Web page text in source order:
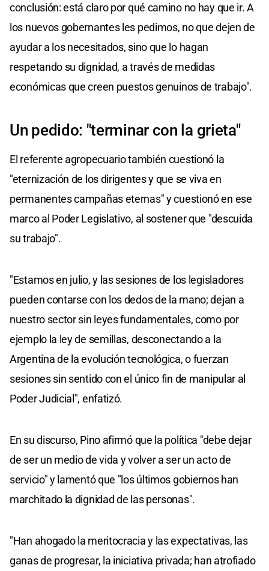
conclusión: está claro por qué camino no hay que ir. A
los nuevos gobernantes les pedimos, no que dejen de
ayudar a los necesitados, sino que lo hagan
respetando su dignidad, a través de medidas
económicas que creen puestos genuinos de trabajo".
Un pedido: "terminar con la grieta"
El referente agropecuario también cuestionó la
"eternización de los dirigentes y que se viva en
permanentes campañas eternas" y cuestionó en ese
marco al Poder Legislativo, al sostener que "descuida
su trabajo".
"Estamos en julio, y las sesiones de los legisladores
pueden contarse con los dedos de la mano; dejan a
nuestro sector sin leyes fundamentales, como por
ejemplo la ley de semillas, desconectando a la
Argentina de la evolución tecnológica, o fuerzan
sesiones sin sentido con el único fin de manipular al
Poder Judicial", enfatizó.
En su discurso, Pino afirmó que la política "debe dejar
de ser un medio de vida y volver a ser un acto de
servicio" y lamentó que "los últimos gobiernos han
marchitado la dignidad de las personas".
"Han ahogado la meritocracia y las expectativas, las
ganas de progresar, la iniciativa privada; han atrofiado